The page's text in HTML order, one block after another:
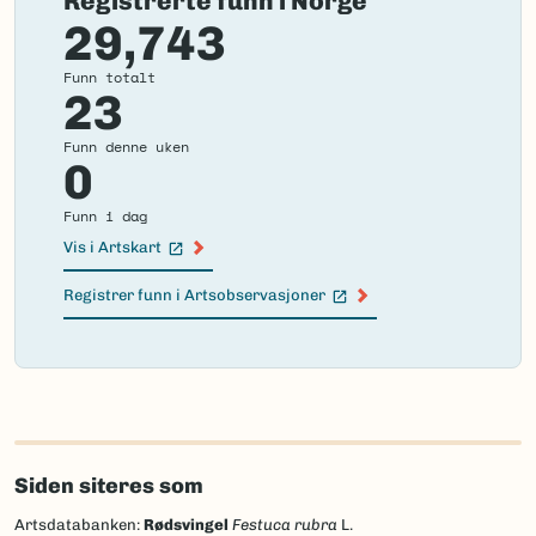
29,743
Funn totalt
23
Funn denne uken
0
Funn i dag
Vis i Artskart
(Ekstern lenke)
Registrer funn i Artsobservasjoner
(Ekstern lenke)
Failed
load
map.
Siden siteres som
Artsdatabanken: Rødsvingel Festuca rubra L.